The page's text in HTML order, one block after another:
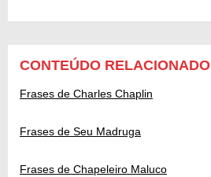
CONTEÚDO RELACIONADO
Frases de Charles Chaplin
Frases de Seu Madruga
Frases de Chapeleiro Maluco